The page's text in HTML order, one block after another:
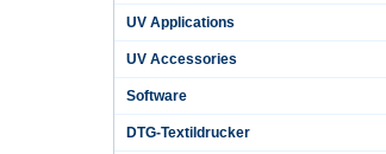
UV Applications
UV Accessories
Software
DTG-Textildrucker